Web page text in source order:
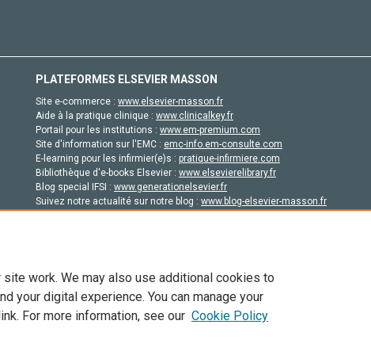
PLATEFORMES ELSEVIER MASSON
Site e-commerce : www.elsevier-masson.fr
Aide à la pratique clinique : www.clinicalkey.fr
Portail pour les institutions : www.em-premium.com
Site d'information sur l'EMC : emc-info.em-consulte.com
E-learning pour les infirmier(e)s : pratique-infirmiere.com
Bibliothèque d'e-books Elsevier : www.elsevierelibrary.fr
Blog special IFSI : www.generationelsevier.fr
Suivez notre actualité sur notre blog : www.blog-elsevier-masson.fr
ses concédants de licence et ses contributeurs. Tout les droits sont réservés,
similaires. Pour tout contenu en libre accès, les conditions de licence
work. We may also use additional cookies to
your digital experience. You can manage your
For more information, see our Cookie Policy